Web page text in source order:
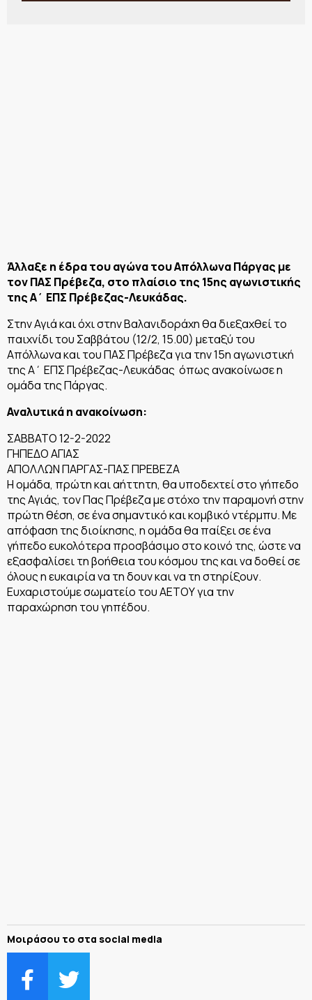
Άλλαξε η έδρα του αγώνα του Απόλλωνα Πάργας με
τον ΠΑΣ Πρέβεζα, στο πλαίσιο της 15ης αγωνιστικής
της Α΄ ΕΠΣ Πρέβεζας-Λευκάδας.
Στην Αγιά και όχι στην Βαλανιδοράχη θα διεξαχθεί το
παιχνίδι του Σαββάτου (12/2, 15.00) μεταξύ του
Απόλλωνα και του ΠΑΣ Πρέβεζα για την 15η αγωνιστική
της Α΄ ΕΠΣ Πρέβεζας-Λευκάδας όπως ανακοίνωσε η
ομάδα της Πάργας.
Αναλυτικά η ανακοίνωση:
ΣΑΒΒΑΤΟ 12-2-2022
ΓΗΠΕΔΟ ΑΓΙΑΣ
ΑΠΟΛΛΩΝ ΠΑΡΓΑΣ-ΠΑΣ ΠΡΕΒΕΖΑ
Η ομάδα, πρώτη και αήττητη, θα υποδεχτεί στο γήπεδο
της Αγιάς, τον Πας Πρέβεζα με στόχο την παραμονή στην
πρώτη θέση, σε ένα σημαντικό και κομβικό ντέρμπυ. Με
απόφαση της διοίκησης, η ομάδα θα παίξει σε ένα
γήπεδο ευκολότερα προσβάσιμο στο κοινό της, ώστε να
εξασφαλίσει τη βοήθεια του κόσμου της και να δοθεί σε
όλους η ευκαιρία να τη δουν και να τη στηρίξουν.
Ευχαριστούμε σωματείο του ΑΕΤΟΥ για την
παραχώρηση του γηπέδου.
Μοιράσου το στα social media